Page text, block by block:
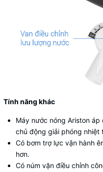
Tính năng khác
Máy nước nóng Ariston áp
chủ động giải phóng
Có bơm trợ lực vận hành
hơn.
Có núm vặn điều chỉnh